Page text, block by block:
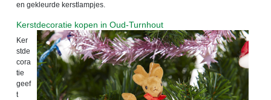
en gekleurde kerstlampjes.
Kerstdecoratie kopen in Oud-Turnhout
Ker
stde
cora
tie
geef
t